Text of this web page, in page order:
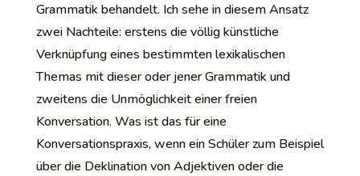
Grammatik behandelt. Ich sehe in diesem Ansatz
zwei Nachteile: erstens die völlig künstliche
Verknüpfung eines bestimmten lexikalischen
Themas mit dieser oder jener Grammatik und
zweitens die Unmöglichkeit einer freien
Konversation. Was ist das für eine
Konversationspraxis, wenn ein Schüler zum Beispiel
über die Deklination von Adjektiven oder die